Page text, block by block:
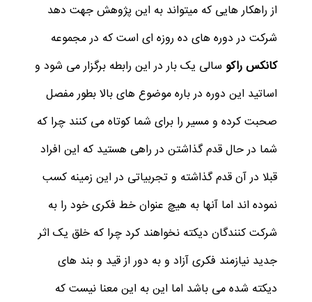
از راهکار هایی که میتواند به این پژوهش جهت دهد
شرکت در دوره های ده روزه ای است که در مجموعه
کانکس راکو سالی یک بار در این رابطه برگزار می شود و
اساتید این دوره در باره موضوع های بالا بطور مفصل
صحبت کرده و مسیر را برای شما کوتاه می کنند چرا که
شما در حال قدم گذاشتن در راهی هستید که این افراد
قبلا در آن قدم گذاشته و تجربیاتی در این زمینه کسب
نموده اند اما آنها به هیچ عنوان خط فکری خود را به
شرکت کنندگان دیکته نخواهند کرد چرا که خلق یک اثر
جدید نیازمند فکری آزاد و به دور از قید و بند های
دیکته شده می باشد اما این به این معنا نیست که